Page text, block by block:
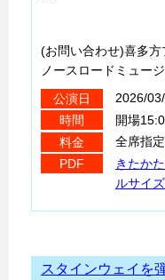
(お問い合わせ)喜多
ノースロードミュー
公演日
2026/
時間
開場
料金
全席指
PDF
きたか
ルサイ
スタインウェイを